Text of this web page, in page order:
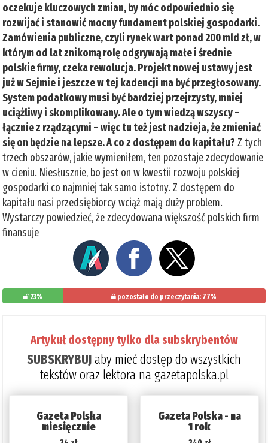
oczekuje kluczowych zmian, by móc odpowiednio się
rozwijać i stanowić mocny fundament polskiej gospodarki.
Zamówienia publiczne, czyli rynek wart ponad 200 mld zł, w
którym od lat znikomą rolę odgrywają małe i średnie
polskie firmy, czeka rewolucja. Projekt nowej ustawy jest
już w Sejmie i jeszcze w tej kadencji ma być przegłosowany.
System podatkowy musi być bardziej przejrzysty, mniej
uciążliwy i skomplikowany. Ale o tym wiedzą wszyscy –
łącznie z rządzącymi – więc tu też jest nadzieja, że zmieniać
się on będzie na lepsze. A co z dostępem do kapitału? Z tych
trzech obszarów, jakie wymieniłem, ten pozostaje zdecydowanie
w cieniu. Niesłusznie, bo jest on w kwestii rozwoju polskiej
gospodarki co najmniej tak samo istotny. Z dostępem do
kapitału nasi przedsiębiorcy wciąż mają duży problem.
Wystarczy powiedzieć, że zdecydowana większość polskich firm
finansuje
23% pozostało do przeczytania: 77%
Artykuł dostępny tylko dla subskrybentów
SUBSKRYBUJaby mieć dostęp do wszystkich
tekstów oraz lektora na gazetapolska.pl
Gazeta Polska
miesięcznie
Gazeta Polska - na
1 rok